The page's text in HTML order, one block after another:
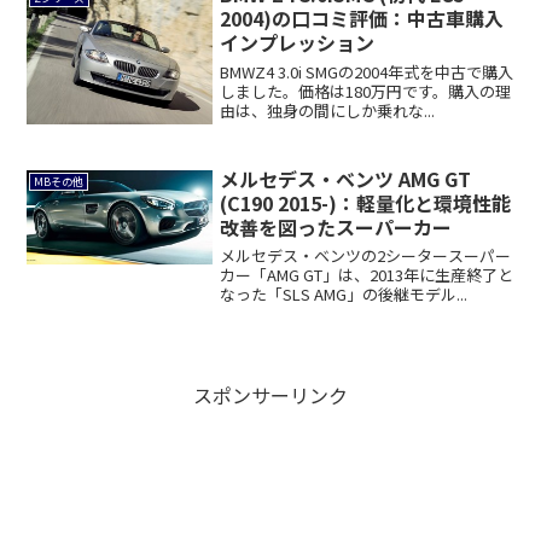
2004)の口コミ評価：中古車購入
インプレッション
BMWZ4 3.0i SMGの2004年式を中古で購入
しました。価格は180万円です。購入の理
由は、独身の間にしか乗れな...
MBその他
メルセデス・ベンツ AMG GT
(C190 2015-)：軽量化と環境性能
改善を図ったスーパーカー
メルセデス・ベンツの2シータースーパー
カー「AMG GT」は、2013年に生産終了と
なった「SLS AMG」の後継モデル...
スポンサーリンク